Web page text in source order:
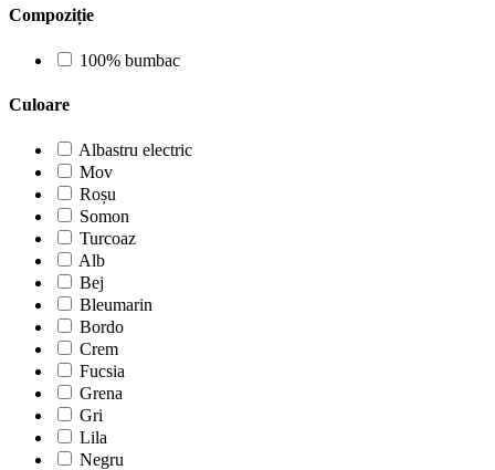
Compoziție
100% bumbac
Culoare
Albastru electric
Mov
Roșu
Somon
Turcoaz
Alb
Bej
Bleumarin
Bordo
Crem
Fucsia
Grena
Gri
Lila
Negru